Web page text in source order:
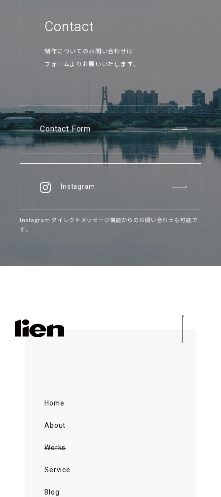
Contact
制作についてのお問い合わせは
フォームよりお願いいたします。
Contact Form
Instagram
Instagram ダイレクトメッセージ機能からのお問い合わせも可能で
す。
Home
About
Works
Service
Blog